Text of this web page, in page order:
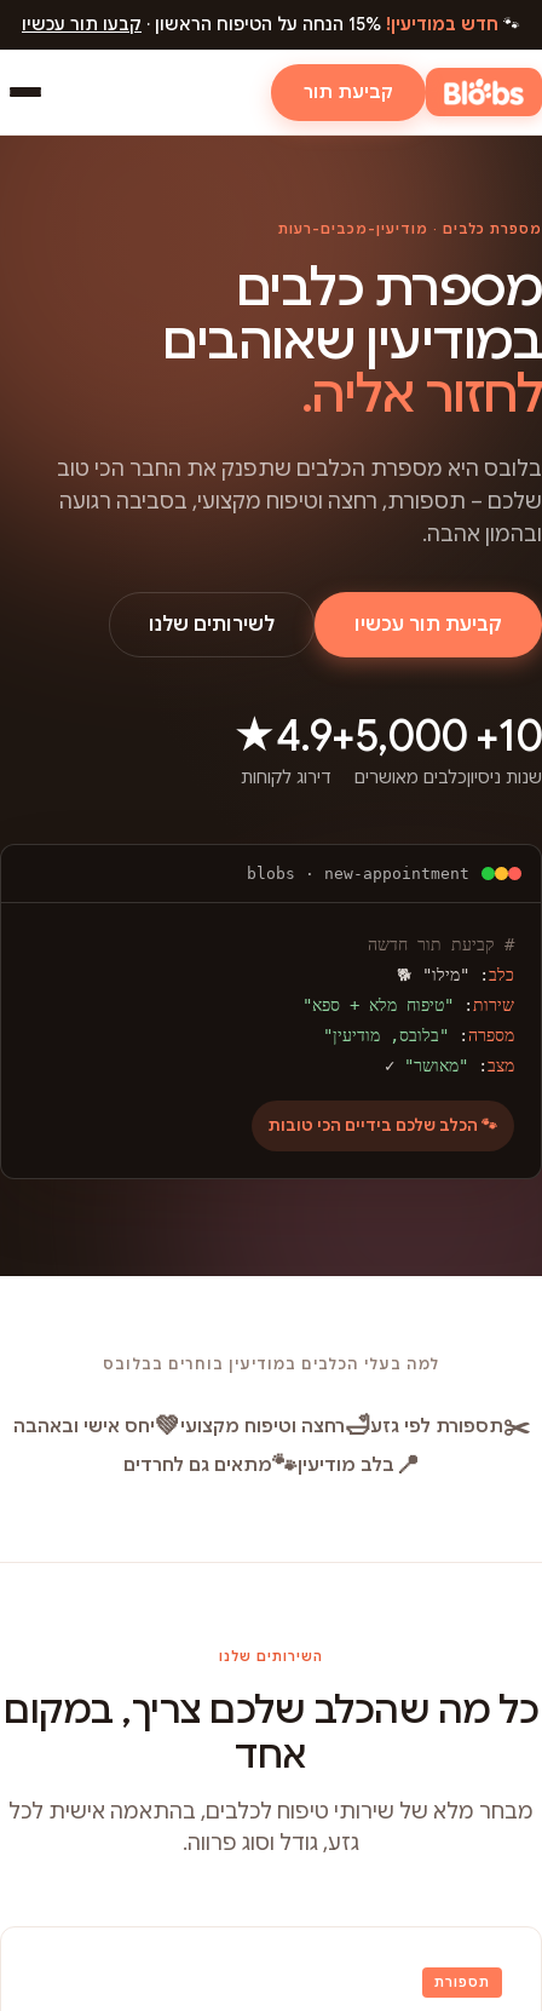
🐾 חדש במודיעין! קבעו תור עכשיו
קביעת תור
מספרת כלבים · מודיעין-מכבים-רעות
מספרת כלבים
במודיעין שאוהבים
לחזור אליה.
בלובס היא מספרת הכלבים שתפנק את החבר הכי טוב
שלכם – תספורת, רחצה וטיפוח מקצועי, בסביבה רגועה
ובהמון אהבה.
קביעת תור עכשיו לשירותים שלנו
10+
שנות ניסיון
5,000+
כלבים מאושרים
4.9★
דירוג לקוחות
blobs · new-appointment
# קביעת תור חדשה
כלב: "מילו" 🐕
שירות : "טיפוח מלא + ספא"
מספרה: "בלובס, מודיעין"
מצב: "מאושר" ✓
🐾 הכלב שלכם בידיים הכי טובות
למה בעלי הכלבים במודיעין בוחרים בבלובס
✂️תספורת לפי גזע🛁רחצה וטיפוח מקצועי💚יחס אישי ובאהבה
📍 בלב מודיעין🐾מתאים גם לחרדים
השירותים שלנו
כל מה שהכלב שלכם צריך, במקום
אחד
מבחר מלא של שירותי טיפוח לכלבים, בהתאמה אישית לכל
גזע, גודל וסוג פרווה.
תספורת